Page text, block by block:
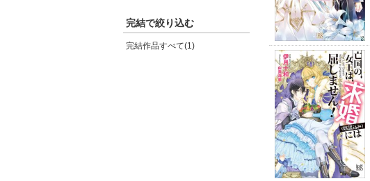
完結で絞り込む
完結作品すべて(1)